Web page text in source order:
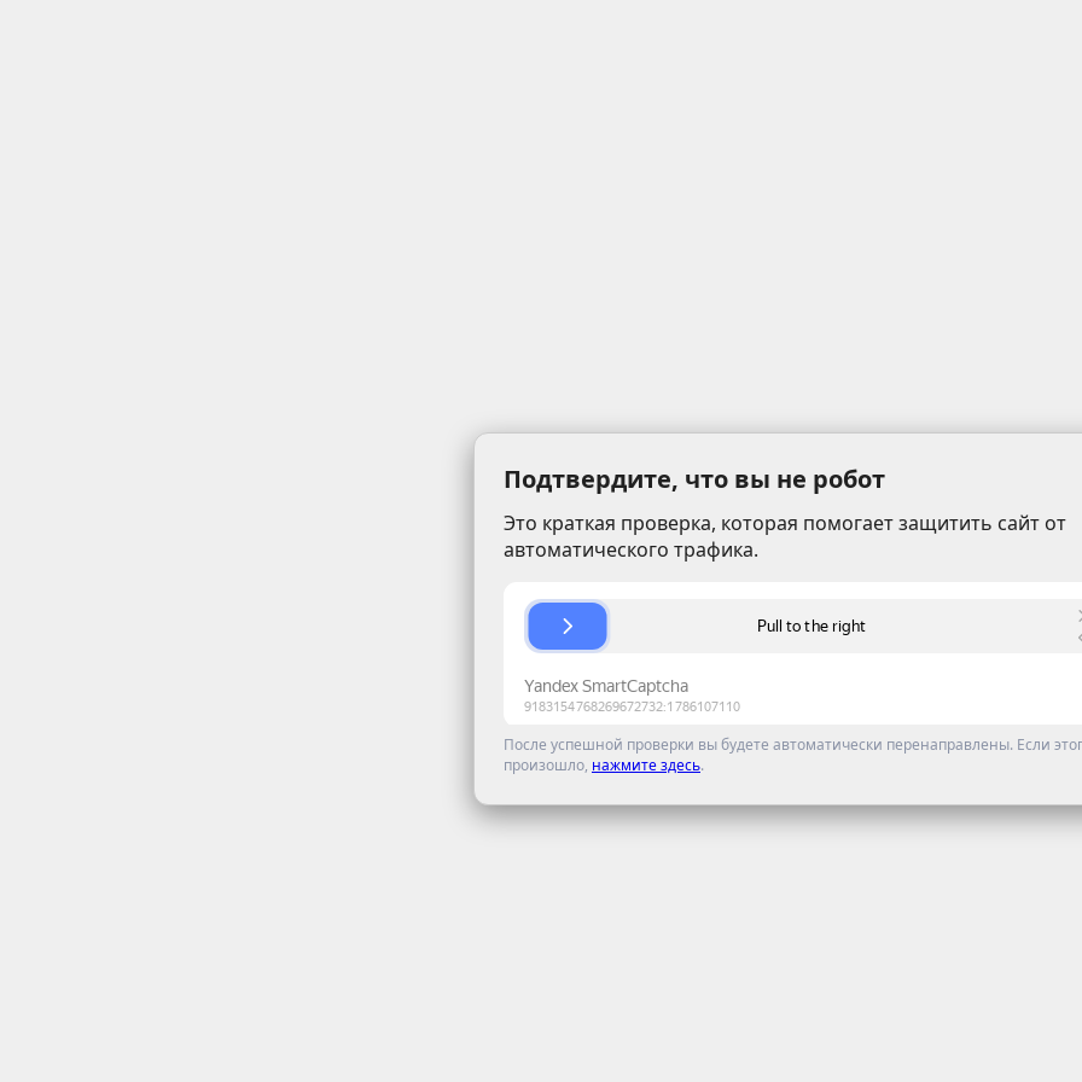
Подтвердите, что вы не робот
Это краткая проверка, которая помогает защитить сайт от
автоматического трафика.
После успешной проверки вы будете автоматически перенаправлены. Если
произошло, нажмите здесь.